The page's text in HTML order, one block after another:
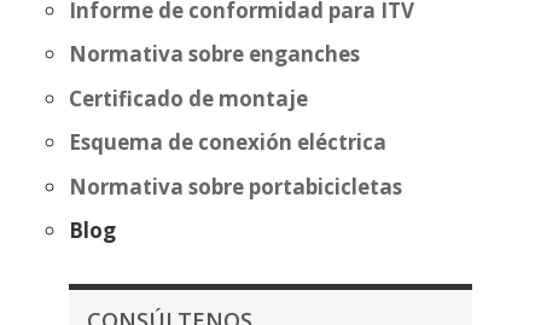
Informe de conformidad para ITV
Normativa sobre enganches
Certificado de montaje
Esquema de conexión eléctrica
Normativa sobre portabicicletas
Blog